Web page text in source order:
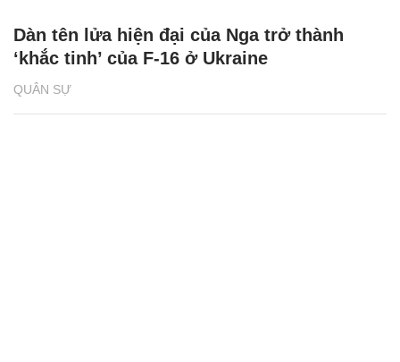
QUÂN SỰ
Dàn tên lửa hiện đại của Nga trở thành
‘khắc tinh’ của F-16 ở Ukraine